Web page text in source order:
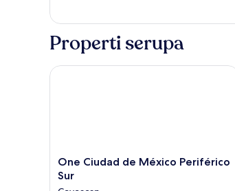
Kamar,
Tempat
Double
Properti serupa
One
Ciudad
One Ciudad de México Periférico
Sur
One Ciudad de México Periférico Sur